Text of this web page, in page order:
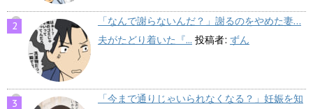
「なんで謝らないんだ？」謝るのをやめた妻…
夫がたどり着いた『... 投稿者: ずん
「今まで通りじゃいられなくなる？」妊娠を知